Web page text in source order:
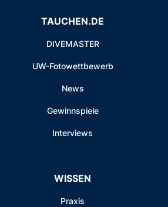
TAUCHEN.DE
DIVEMASTER
UW-Fotowettbewerb
News
Gewinnspiele
Interviews
WISSEN
Praxis